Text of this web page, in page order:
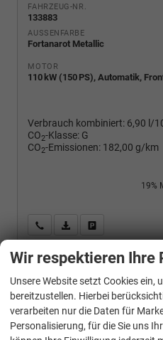
FAHRZEUG-NR.
133883
AUSSENFARBE
Fortanarot Metallic
MOTOR
110 kW (150 PS), Automatik,
Verbrauch kombiniert: 6,90 l/
CO2-Klasse: G
CO2-Emissionen: 182,00 g/km
19%
Wir rufen Sie anPDF-Fahrzeugexposé
Volkswagen T7
Beach Tour 2.0 TDI
Wir respektieren Ihre
Unsere Website setzt Cookies ein,
bereitzustellen. Hierbei
verarbeiten nur die Daten für
Personalisierung, für die Sie uns